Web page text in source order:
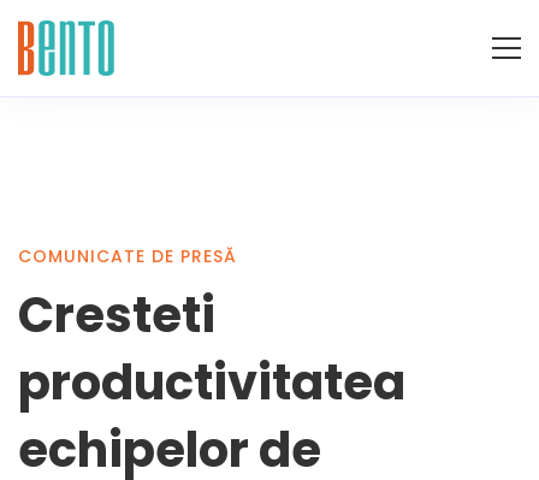
Cresteti
productivitatea
echipelor
COMUNICATE DE PRESĂ
Cresteti
productivitatea
echipelor de